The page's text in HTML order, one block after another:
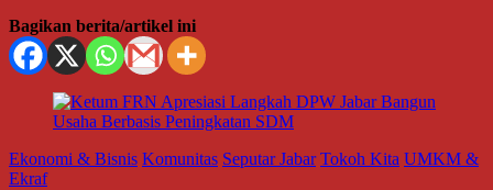
Bagikan berita/artikel ini
Ekonomi & Bisnis Komunitas Seputar Jabar Tokoh Kita UMKM &
Ekraf